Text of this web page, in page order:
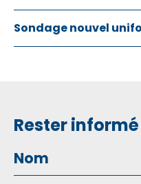
Sondage nouvel
Rester informé